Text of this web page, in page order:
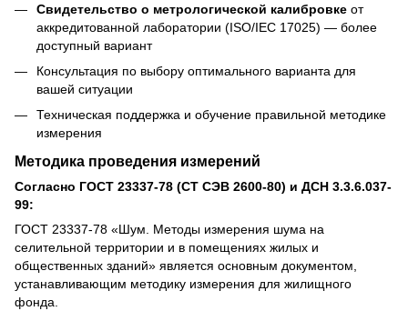
Свидетельство о метрологической калибровке от
аккредитованной лаборатории (ISO/IEC 17025) — более
доступный вариант
Консультация по выбору оптимального варианта для
вашей ситуации
Техническая поддержка и обучение правильной методике
измерения
Методика проведения измерений
Согласно ГОСТ 23337-78 (СТ СЭВ 2600-80) и ДСН 3.3.6.037-
99:
ГОСТ 23337-78 «Шум. Методы измерения шума на
селительной территории и в помещениях жилых и
общественных зданий» является основным документом,
устанавливающим методику измерения для жилищного
фонда.